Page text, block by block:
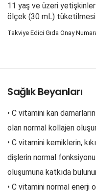
11 yaş ve üzeri
ölçek (30 mL)
Takviye Edici Gıda Onay
Sağlık Beyanları
• C vitamini kan
olan normal kollajen
• C vitamini kemiklerin,
dişlerin normal
oluşumuna katkıda
• C vitamini normal enerji